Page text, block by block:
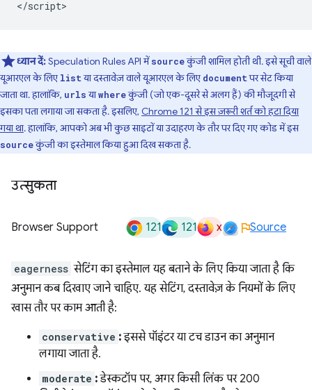
ध्यान दें:Speculation Rules API मेंsourceकुंजी शामिल होती थी. इसे सूची वाले
यूआरएल के लिए listया दस्तावेज़ वाले यूआरएल के लिए documentपर सेट किया
जाता था. हालांकि, urlsयाwhereकुंजी (जो एक-दूसरे से अलग हैं) की मौजूदगी से
इसका पता लगाया जा सकता है. इसलिए, Chrome 121 से इस ज़रूरी शर्त को हटा दिया
गया था. हालांकि, आपको अब भी कुछ साइटों या उदाहरण के तौर पर दिए गए कोड में इस
sourceकुंजी का इस्तेमाल किया हुआ दिख सकता है.
उत्सुकता
Browser Support 121 121 x Source
eagerness सेटिंग का इस्तेमाल यह बताने के लिए किया जाता है कि
अनुमान कब दिखाए जाने चाहिए. यह सेटिंग, दस्तावेज़ के नियमों के लिए
खास तौर पर काम आती है:
conservative :इससे पॉइंटर या टच डाउन का अनुमान
लगाया जाता है.
moderate :डेस्कटॉप पर, अगर किसी लिंक पर 200